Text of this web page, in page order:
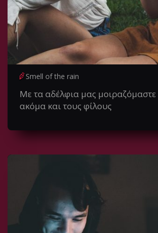
Smell of the rain
Με τα αδέλφια μας μοιραζόμαστε
ακόμα και τους φίλους